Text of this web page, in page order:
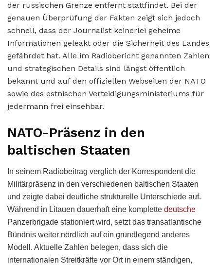
der russischen Grenze entfernt stattfindet. Bei der
genauen Überprüfung der Fakten zeigt sich jedoch
schnell, dass der Journalist keinerlei geheime
Informationen geleakt oder die Sicherheit des Landes
gefährdet hat. Alle im Radiobericht genannten Zahlen
und strategischen Details sind längst öffentlich
bekannt und auf den offiziellen Webseiten der NATO
sowie des estnischen Verteidigungsministeriums für
jedermann frei einsehbar.
NATO-Präsenz in den
baltischen Staaten
In seinem Radiobeitrag verglich der Korrespondent die
Militärpräsenz in den verschiedenen baltischen Staaten
und zeigte dabei deutliche strukturelle Unterschiede auf.
Während in Litauen dauerhaft eine komplette deutsche
Panzerbrigade stationiert wird, setzt das transatlantische
Bündnis weiter nördlich auf ein grundlegend anderes
Modell. Aktuelle Zahlen belegen, dass sich die
internationalen Streitkräfte vor Ort in einem ständigen,